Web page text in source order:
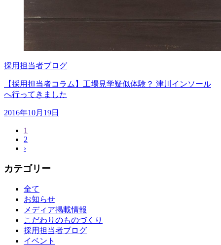
採用担当者ブログ
【採用担当者コラム】工場見学疑似体験？ 津川インソール
へ行ってきました
2016年10月19日
1
2
›
カテゴリー
全て
お知らせ
メディア掲載情報
こだわりのものづくり
採用担当者ブログ
イベント